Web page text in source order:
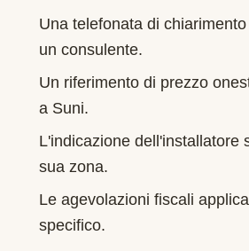
Una telefonata di
un consulente.
Un riferimento di prezzo
a Suni.
L'indicazione dell'installatore
sua zona.
Le agevolazioni fiscali
specifico.